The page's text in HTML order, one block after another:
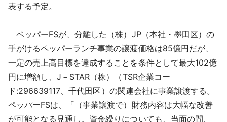
表する予定。
ペッパーFSが、分離した（株）JP（本社・墨田区）の
手がけるペッパーランチ事業の譲渡価格は85億円だが、
一定の売上高目標を達成することを条件として最大102億
円に増額し、J－STAR（株）（TSR企業コー
ド:296639117、千代田区）の関連会社に事業譲渡する。
ペッパーFSは、「（事業譲渡で）財務内容は大幅な改善
が可能となる見通し。資金繰りについても、当面の間、